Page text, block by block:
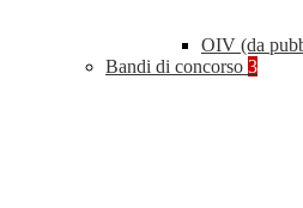
OIV (da
Bandi di concorso 3